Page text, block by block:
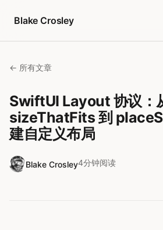
Blake Crosley
← 所有文章
SwiftUI Layout 协议：
sizeThatFits 到
建自定义布局
Blake Crosley4分钟阅读